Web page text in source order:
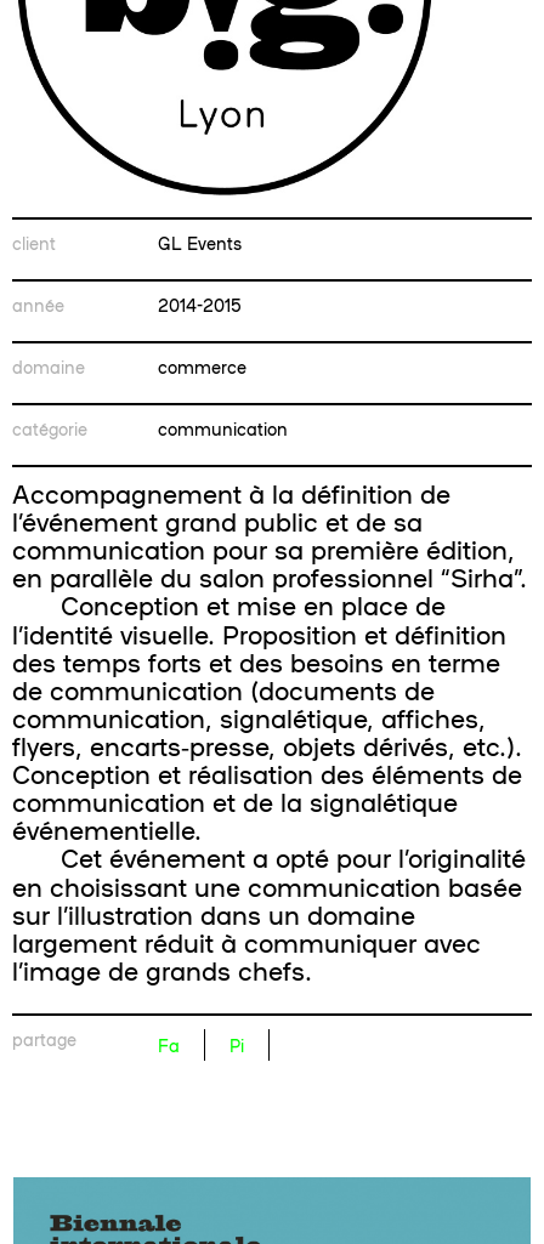
client GL Events
année 2014-2015
domaine commerce
catégorie communication
Accompagnement à la définition de
l’événement grand public et de sa
communication pour sa première édition,
en parallèle du salon professionnel “Sirha”.
Conception et mise en place de
l’identité visuelle. Proposition et définition
des temps forts et des besoins en terme
de communication (documents de
communication, signalétique, affiches,
flyers, encarts‑presse, objets dérivés, etc.).
Conception et réalisation des éléments de
communication et de la signalétique
événementielle.
Cet événement a opté pour l’originalité
en choisissant une communication basée
sur l’illustration dans un domaine
largement réduit à communiquer avec
l’image de grands chefs.
partage Fa Pi